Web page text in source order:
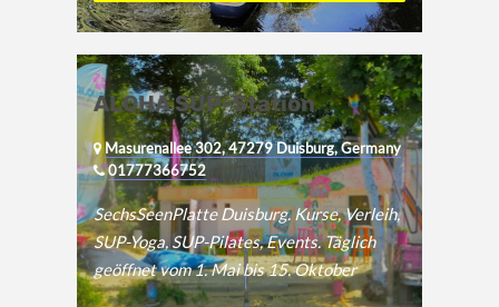
ALOHA SUP-Station
Masurenallee 302, 47279 Duisburg, Germany
01777366752
SechsSeenPlatte Duisburg. Kurse, Verleih,
SUP-Yoga, SUP-Pilates, Events. Täglich
geöffnet vom 1. Mai bis 15. Oktober